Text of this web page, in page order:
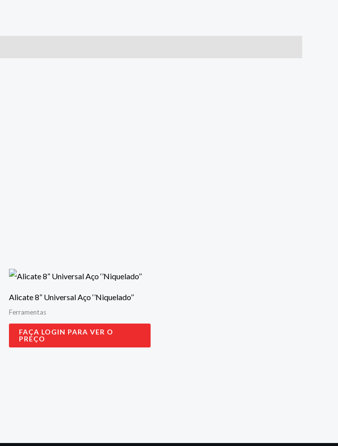
Alicate 8” Universal Aço ‘’Niquelado’’
Ferramentas
FAÇA LOGIN PARA VER O
PREÇO